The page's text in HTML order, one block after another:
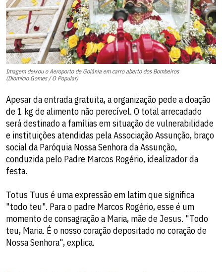
Imagem deixou o Aeroporto de Goiânia em carro aberto dos Bombeiros
(Diomício Gomes / O Popular)
Apesar da entrada gratuita, a organização pede a doação
de 1 kg de alimento não perecível. O total arrecadado
será destinado a famílias em situação de vulnerabilidade
e instituições atendidas pela Associação Assunção, braço
social da Paróquia Nossa Senhora da Assunção,
conduzida pelo Padre Marcos Rogério, idealizador da
festa.
Totus Tuus é uma expressão em latim que significa
"todo teu". Para o padre Marcos Rogério, esse é um
momento de consagração a Maria, mãe de Jesus. "Todo
teu, Maria. É o nosso coração depositado no coração de
Nossa Senhora", explica.